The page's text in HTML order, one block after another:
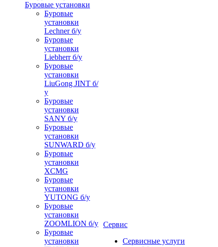
Буровые установки
Буровые
установки
Lechner б/у
Буровые
установки
Liebherr б/у
Буровые
установки
LiuGong JINT б/
у
Буровые
установки
SANY б/у
Буровые
установки
SUNWARD б/у
Буровые
установки
XCMG
Буровые
установки
YUTONG б/у
Буровые
установки
ZOOMLION б/у
Буровые
установки
Сервис
Сервисные услуги